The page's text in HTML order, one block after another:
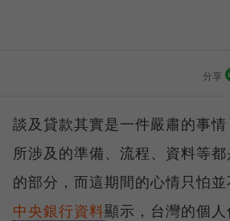
分享
談及貸款其實是一件嚴肅的事
所涉及的準備、流程、資料等
的部分，而這期間的心情只怕
中央銀行資料顯示，台灣的個